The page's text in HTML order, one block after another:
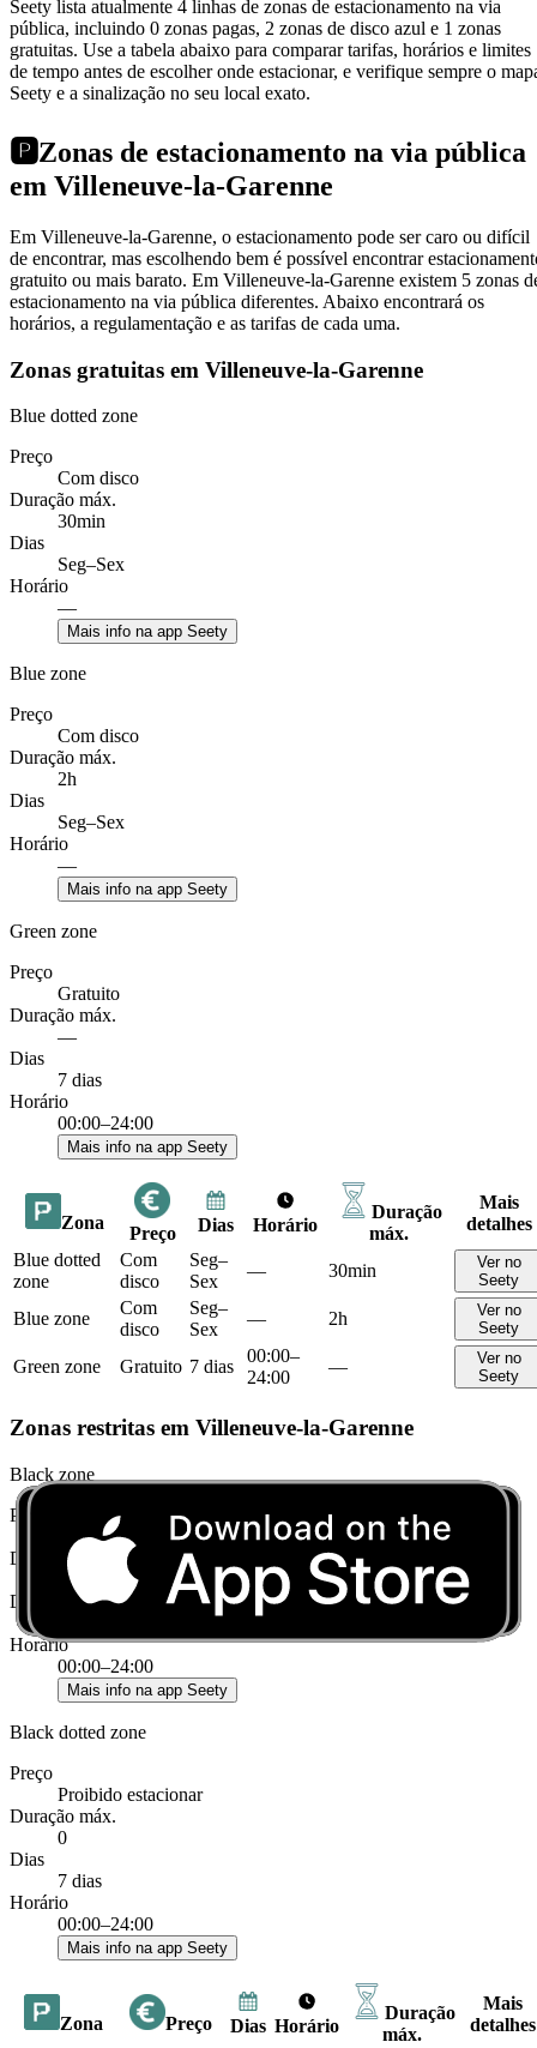
Seety lista atualmente 4 linhas de zonas de estacionamento na via
pública, incluindo 0 zonas pagas, 2 zonas de disco azul e 1 zonas
gratuitas. Use a tabela abaixo para comparar tarifas, horários e limites
de tempo antes de escolher onde estacionar, e verifique sempre o
Seety e a sinalização no seu local exato.
🅿️Zonas de estacionamento na via pública
em Villeneuve-la-Garenne
Em Villeneuve-la-Garenne, o estacionamento pode ser caro ou difícil
de encontrar, mas escolhendo bem é possível encontrar
gratuito ou mais barato. Em Villeneuve-la-Garenne existem 5 zonas
estacionamento na via pública diferentes. Abaixo encontrará os
horários, a regulamentação e as tarifas de cada uma.
Zonas gratuitas em Villeneuve-la-Garenne
Blue dotted zone
Preço
Com disco
Duração máx.
30min
Dias
Seg–Sex
Horário
—
Mais info na app Seety
Blue zone
Preço
Com disco
Duração máx.
2h
Dias
Seg–Sex
Horário
—
Mais info na app Seety
Green zone
Preço
Gratuito
Duração máx.
—
Dias
7 dias
Horário
00:00–24:00
Mais info na app Seety
Zona
Preço Dias Horário
Duração
máx.
Mais
detalhes
Blue dotted
zone
Com
disco
Seg–
Sex
— 30min
Ver no
Seety
Blue zone
Com
disco
Seg–
Sex
— 2h
Ver no
Seety
Green zone Gratuito 7 dias
00:00–
24:00
—
Ver no
Seety
Zonas restritas em Villeneuve-la-Garenne
Black zone
Preço
Proibido estacionar
Duração máx.
Dias
Horário
00:00–24:00
Mais info na app Seety
Black dotted zone
Preço
Proibido estacionar
Duração máx.
0
Dias
7 dias
Horário
00:00–24:00
Mais info na app Seety
Zona Preço Dias Horário
Duração
máx.
Mais
detalhes